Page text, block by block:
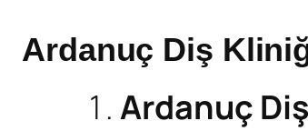
Ardanuç Diş
Ardanuç